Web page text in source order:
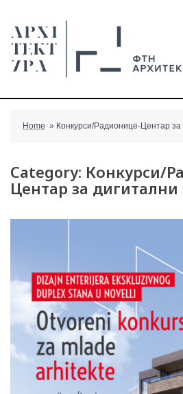
content
Home » Конкурси/Радионице-Центар за
Category: Конкурси/
Центар за дигитални